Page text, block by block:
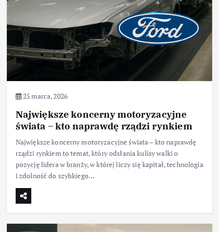
25 marca, 2026
Największe koncerny motoryzacyjne
świata – kto naprawdę rządzi rynkiem
Największe koncerny motoryzacyjne świata – kto naprawdę
rządzi rynkiem to temat, który odsłania kulisy walki o
pozycję lidera w branży, w której liczy się kapitał, technologia
i zdolność do szybkiego…